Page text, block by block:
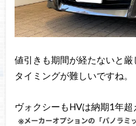
値引きも期間が経たないと厳
タイミングが難しいですね。
ヴォクシーもHVは納期1年超